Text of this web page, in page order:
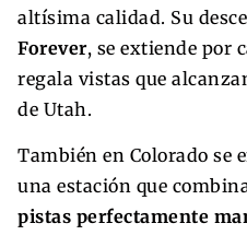
altísima calidad. Su
Forever, se extiende por
regala vistas que
de Utah.
También en Colorado se
una estación que
pistas perfectamente